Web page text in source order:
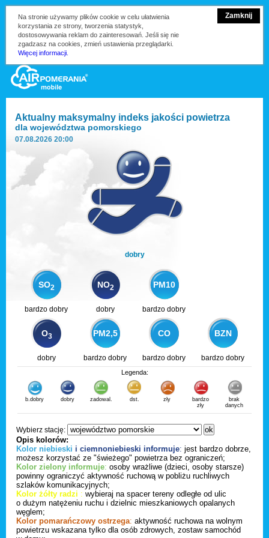
Zamknij
Na stronie używamy plików cookie w celu ułatwienia
korzystania ze strony, tworzenia statystyk,
dostosowywania reklam do zainteresowań. Jeśli się nie
zgadzasz na cookies, zmień ustawienia przeglądarki.
Więcej informacji.
Aktualny maksymalny indeks jakości powietrza
dla województwa pomorskiego
07.08.2026 20:00
dobry
SO2 NO2 PM10
bardzo dobry dobry bardzo dobry
O3 PM2,5 CO BZN
dobry bardzo dobry bardzo dobry bardzo dobry
Legenda:
b.dobry dobry zadowal. dst. zły
bardzo
zły
brak
danych
Wybierz stację:
Opis kolorów:
Kolor niebieski i ciemnoniebieski informuje: jest bardzo dobrze,
możesz korzystać ze "świeżego" powietrza bez ograniczeń;
Kolor zielony informuje: osoby wrażliwe (dzieci, osoby starsze)
powinny ograniczyć aktywność ruchową w pobliżu ruchliwych
szlaków komunikacyjnych;
Kolor żółty radzi : wybieraj na spacer tereny odległe od ulic
o dużym natężeniu ruchu i dzielnic mieszkaniowych opalanych
węglem;
Kolor pomarańczowy ostrzega: aktywność ruchowa na wolnym
powietrzu wskazana tylko dla osób zdrowych, zostaw samochód